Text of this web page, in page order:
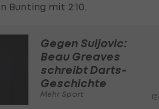
mit 2:10.
Gegen Suljovic:
Beau Greaves
schreibt Darts-
Geschichte
Mehr Sport